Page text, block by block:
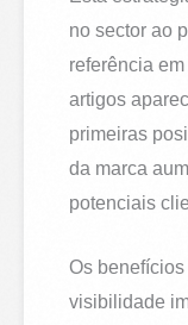
no sector ao
referência
artigos
primeiras
da marca
potenciais
Os
visibilidade